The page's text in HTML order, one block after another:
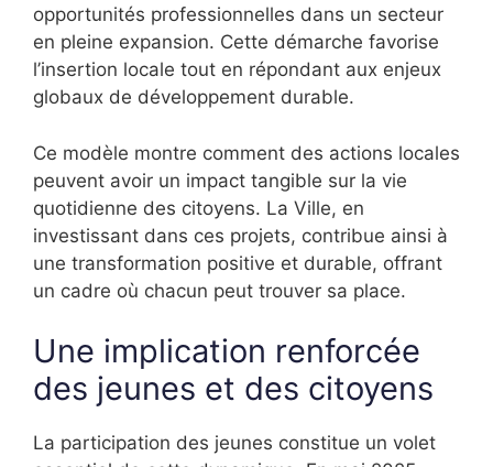
opportunités professionnelles dans un secteur
en pleine expansion. Cette démarche favorise
l’insertion locale tout en répondant aux enjeux
globaux de développement durable.
Ce modèle montre comment des actions locales
peuvent avoir un impact tangible sur la vie
quotidienne des citoyens. La Ville, en
investissant dans ces projets, contribue ainsi à
une transformation positive et durable, offrant
un cadre où chacun peut trouver sa place.
Une implication renforcée
des jeunes et des citoyens
La participation des jeunes constitue un volet